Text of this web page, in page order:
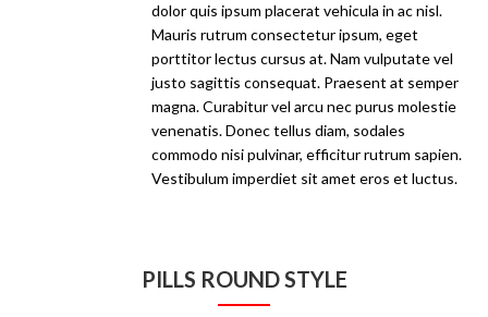
dolor quis ipsum placerat vehicula in ac nisl.
Mauris rutrum consectetur ipsum, eget
porttitor lectus cursus at. Nam vulputate vel
justo sagittis consequat. Praesent at semper
magna. Curabitur vel arcu nec purus molestie
venenatis. Donec tellus diam, sodales
commodo nisi pulvinar, efficitur rutrum sapien.
Vestibulum imperdiet sit amet eros et luctus.
PILLS ROUND STYLE